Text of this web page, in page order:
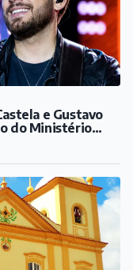
e Gustavo
do Ministério